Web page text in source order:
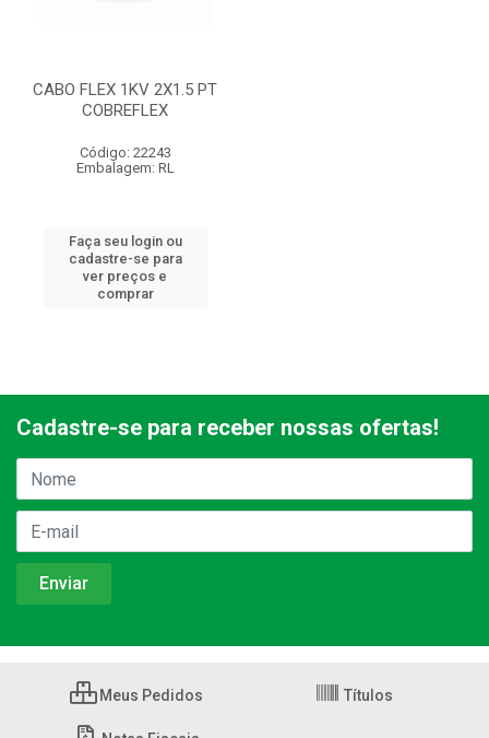
CABO FLEX 1KV 2X1.5 PT
COBREFLEX
Código: 22243
Embalagem: RL
Faça seu login ou
cadastre-se para
ver preços e
comprar
Cadastre-se para receber nossas ofertas!
Meus Pedidos Títulos